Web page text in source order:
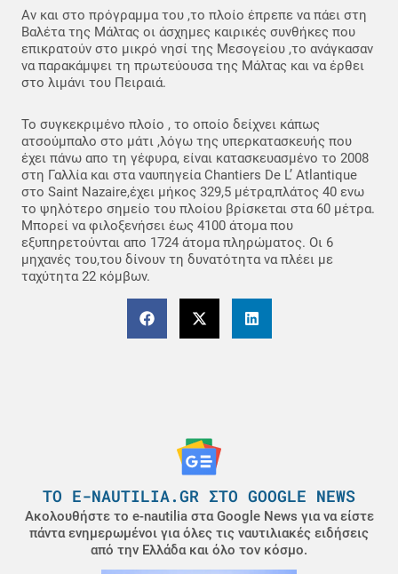
Αν και στο πρόγραμμα του ,το πλοίο έπρεπε να πάει στη
Βαλέτα της Μάλτας οι άσχημες καιρικές συνθήκες που
επικρατούν στο μικρό νησί της Μεσογείου ,το ανάγκασαν
να παρακάμψει τη πρωτεύουσα της Μάλτας και να έρθει
στο λιμάνι του Πειραιά.
Το συγκεκριμένο πλοίο , το οποίο δείχνει κάπως
ατσούμπαλο στο μάτι ,λόγω της υπερκατασκευής που
έχει πάνω απο τη γέφυρα, είναι κατασκευασμένο το 2008
στη Γαλλία και στα ναυπηγεία Chantiers De L’ Atlantique
στο Saint Nazaire,έχει μήκος 329,5 μέτρα,πλάτος 40 ενω
το ψηλότερο σημείο του πλοίου βρίσκεται στα 60 μέτρα.
Μπορεί να φιλοξενήσει έως 4100 άτομα που
εξυπηρετούνται απο 1724 άτομα πληρώματος. Οι 6
μηχανές του,του δίνουν τη δυνατότητα να πλέει με
ταχύτητα 22 κόμβων.
ΤΟ E-NAUTILIA.GR ΣΤΟ GOOGLE NEWS
Ακολουθήστε το e-nautilia στα Google News για να είστε
πάντα ενημερωμένοι για όλες τις ναυτιλιακές ειδήσεις
από την Ελλάδα και όλο τον κόσμο.